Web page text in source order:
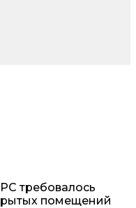
требовалось
помещений